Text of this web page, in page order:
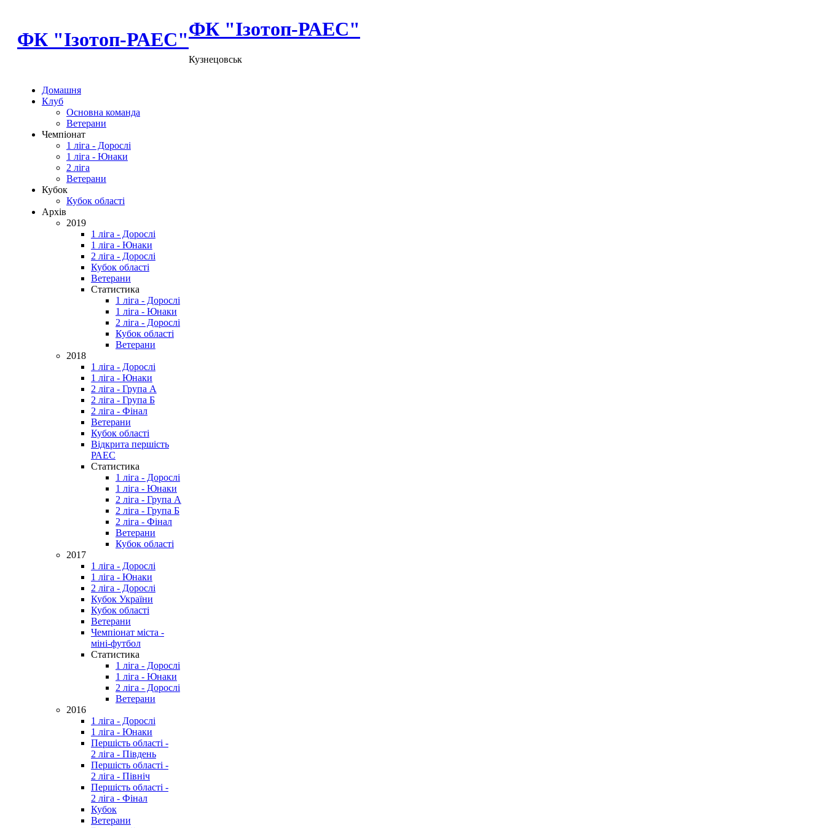
ФК "Ізотоп-РАЕС"ФК "Ізотоп-РАЕС"
Кузнецовськ
Домашня
Клуб
Основна команда
Ветерани
Чемпіонат
1 ліга - Дорослі
1 ліга - Юнаки
2 ліга
Ветерани
Кубок
Кубок області
Архів
2019
1 ліга - Дорослі
1 ліга - Юнаки
2 ліга - Дорослі
Кубок області
Ветерани
Статистика
1 ліга - Дорослі
1 ліга - Юнаки
2 ліга - Дорослі
Кубок області
Ветерани
2018
1 ліга - Дорослі
1 ліга - Юнаки
2 ліга - Група А
2 ліга - Група Б
2 ліга - Фінал
Ветерани
Кубок області
Відкрита першість
РАЕС
Статистика
1 ліга - Дорослі
1 ліга - Юнаки
2 ліга - Група А
2 ліга - Група Б
2 ліга - Фінал
Ветерани
Кубок області
2017
1 ліга - Дорослі
1 ліга - Юнаки
2 ліга - Дорослі
Кубок України
Кубок області
Ветерани
Чемпіонат міста -
міні-футбол
Статистика
1 ліга - Дорослі
1 ліга - Юнаки
2 ліга - Дорослі
Ветерани
2016
1 ліга - Дорослі
1 ліга - Юнаки
Першість області -
2 ліга - Південь
Першість області -
2 ліга - Північ
Першість області -
2 ліга - Фінал
Кубок
Ветерани